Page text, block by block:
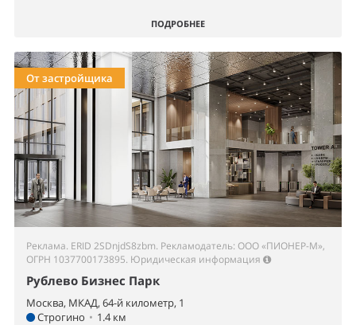
ПОДРОБНЕЕ
От застройщика
Реклама. ERID 2SDnjdS8zbm. Рекламодатель: ООО «ПИОНЕР-М»,
ОГРН 1037700173895. Юридическая информация
Рублево Бизнес Парк
Москва, МКАД, 64-й километр, 1
Строгино • 1.4 км